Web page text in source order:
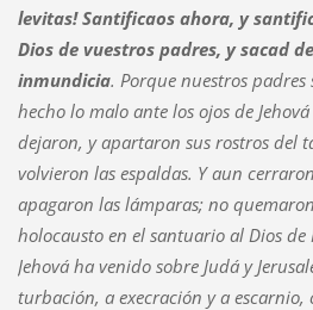
levitas! Santificaos ahora, y
Dios de vuestros padres, y sacad
inmundicia. Porque nuestros
hecho lo malo ante los ojos de
dejaron, y apartaron sus rostros del
volvieron las espaldas. Y aun
apagaron las lámparas; no
holocausto en el santuario al Dios
Jehová ha venido sobre Judá y
turbación, a execración y a escarnio,